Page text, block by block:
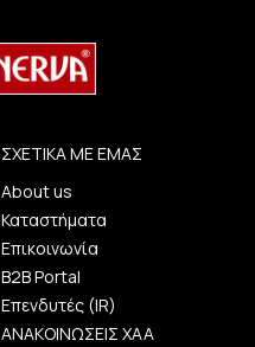
ΣΧΕΤΙΚΑ ΜΕ ΕΜΑΣ
About us
Καταστήματα
Επικοινωνία
B2B Portal
Επενδυτές (IR)
ΑΝΑΚΟΙΝΩΣΕΙΣ ΧΑΑ